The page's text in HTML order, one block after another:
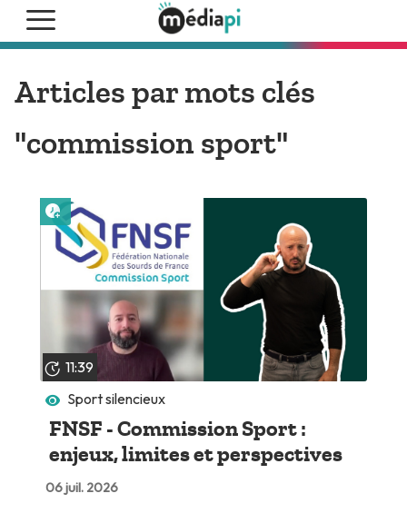
Articles par mots clés
"commission sport"
11:39
Sport silencieux
FNSF - Commission Sport :
enjeux, limites et perspectives
06 juil. 2026
Lire plus tard